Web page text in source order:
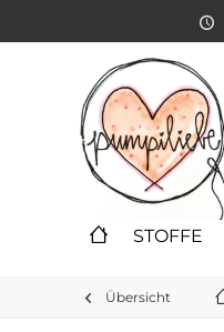
STOFFE
Übersicht